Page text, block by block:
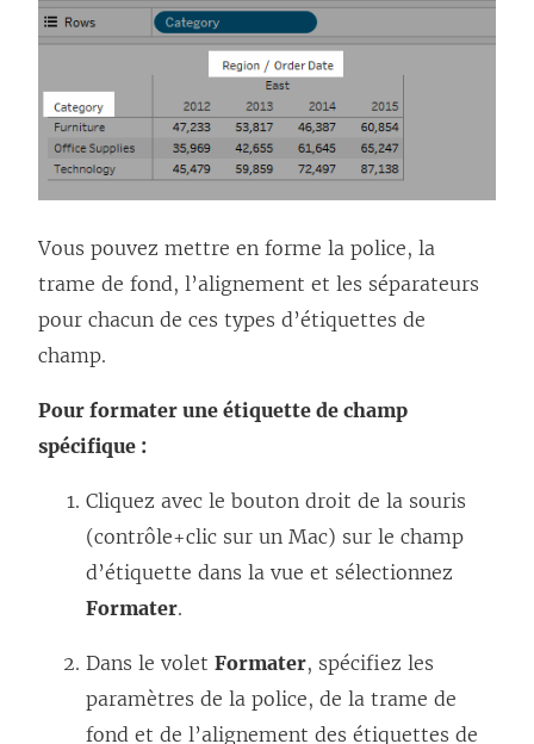
Vous pouvez mettre en forme la police, la
trame de fond, l’alignement et les séparateurs
pour chacun de ces types d’étiquettes de
champ.
Pour formater une étiquette de champ
spécifique :
Cliquez avec le bouton droit de la souris
(contrôle+clic sur un Mac) sur le champ
d’étiquette dans la vue et sélectionnez
Formater.
Dans le volet Formater, spécifiez les
paramètres de la police, de la trame de
fond et de l’alignement des étiquettes de